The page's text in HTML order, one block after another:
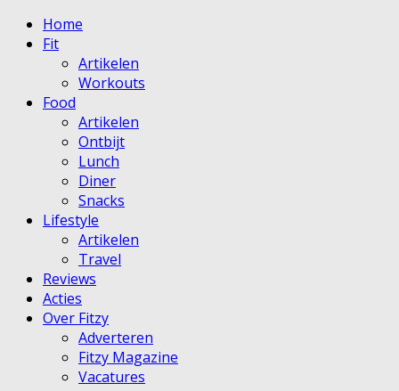
Home
Fit
Artikelen
Workouts
Food
Artikelen
Ontbijt
Lunch
Diner
Snacks
Lifestyle
Artikelen
Travel
Reviews
Acties
Over Fitzy
Adverteren
Fitzy Magazine
Vacatures